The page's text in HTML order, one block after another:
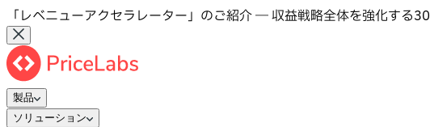
「レベニューアクセラレーター」のご紹介 ― 収益戦略全体を強化する30
製品
ソリューション